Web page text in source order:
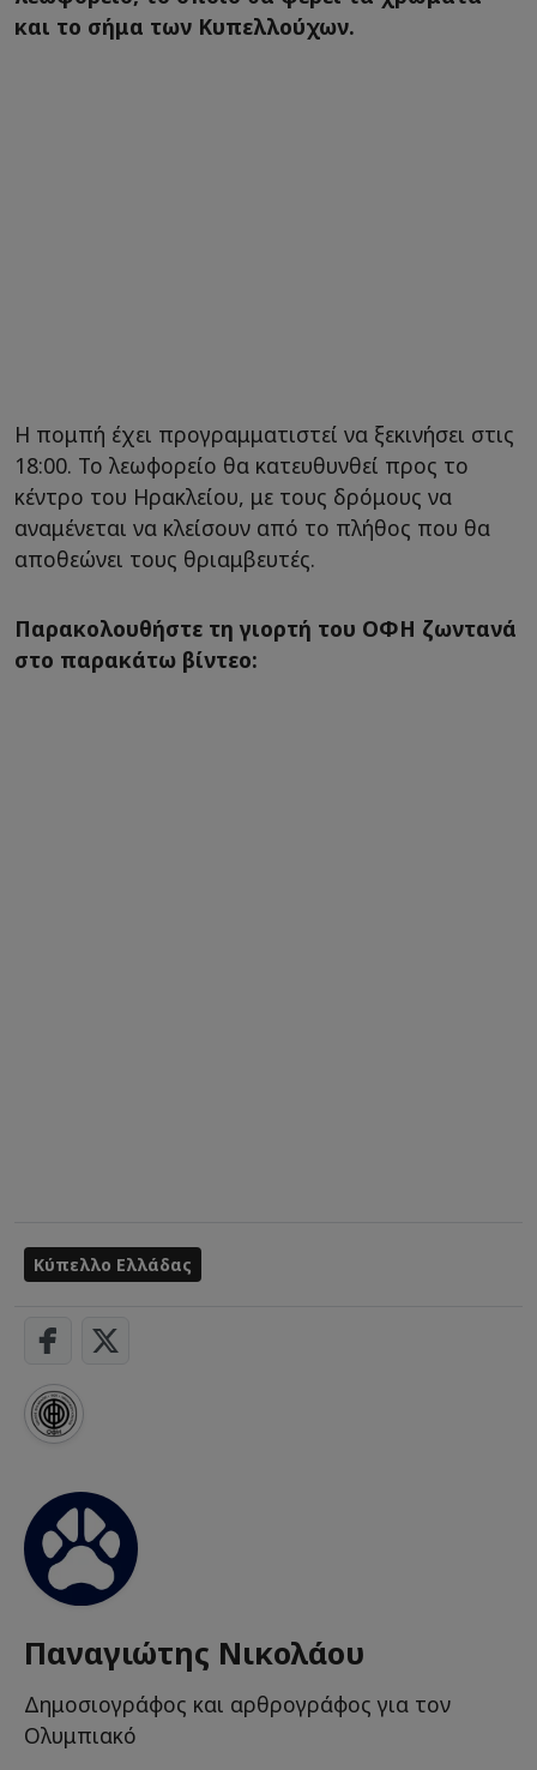
και το σήμα των Κυπελλούχων.
Η πομπή έχει προγραμματιστεί να ξεκινήσει στις
18:00. Το λεωφορείο θα κατευθυνθεί προς το
κέντρο του Ηρακλείου, με τους δρόμους να
αναμένεται να κλείσουν από το πλήθος που θα
αποθεώνει τους θριαμβευτές.
Παρακολουθήστε τη γιορτή του ΟΦΗ ζωντανά
στο παρακάτω βίντεο:
Κύπελλο Ελλάδας
Παναγιώτης Νικολάου
Δημοσιογράφος και αρθρογράφος για τον
Ολυμπιακό